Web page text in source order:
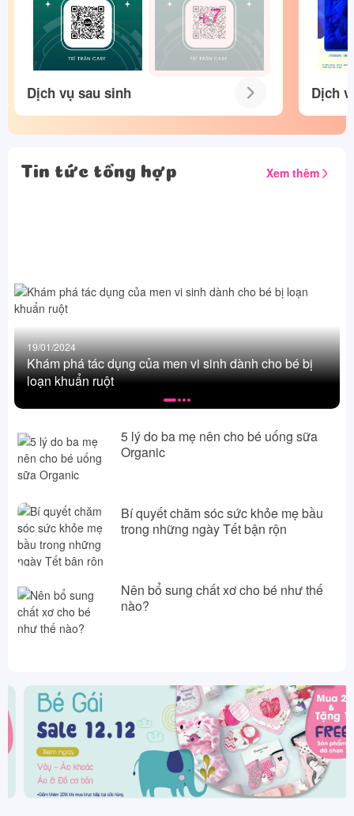
+7
Dịch vụ sau sinh Dịch
Tin tức tổng hợp Xem thêm
19/01/2024
Khám phá tác dụng của men vi sinh dành cho bé bị
loạn khuẩn ruột
5 lý do ba mẹ nên cho bé uống sữa
Organic
Bí quyết chăm sóc sức khỏe mẹ bầu
trong những ngày Tết bận rộn
Nên bổ sung chất xơ cho bé như thế
nào?